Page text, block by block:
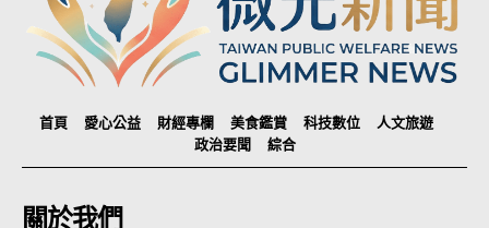
首頁 愛心公益 財經專欄 美食鑑賞 科技數位
人文旅遊
政治要聞
綜合
關於我們